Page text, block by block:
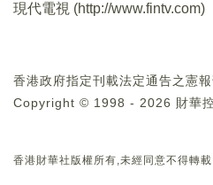
現代電視 (http://www.fintv.com)
香港政府指定刊載法定通告之憲
Copyright © 1998 - 2026 財華控
香港財華社版權所有,未經同意不得轉載